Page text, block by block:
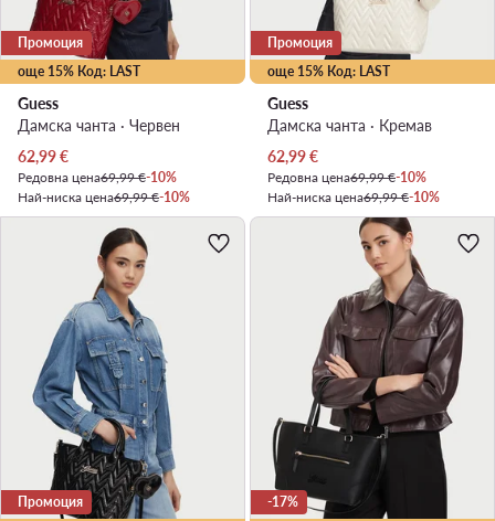
още 15% Код: LAST
Промоция
Guess
Дамска чанта · Червен
Актуална цена
62,99€
Редовна цена69,99 €-10%
Най-ниска цена69,99 €-10%
още 15% Код: LAST
Промоция
Guess
Дамска чанта · Кремав
Актуална цена
62,99€
Редовна цена69,99 €-10%
Най-ниска цена69,99 €-10%
Промоция -17%